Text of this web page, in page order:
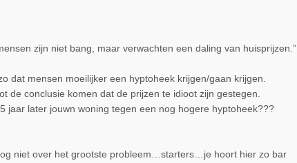
zijn niet bang, maar verwachten een daling van huisprijzen.”
dat mensen moeilijker een hyptoheek krijgen/gaan krijgen.
de conclusie komen dat de prijzen te idioot zijn gestegen.
jaar later jouwn woning tegen een nog hogere hyptoheek???
niet over het grootste probleem…starters…je hoort hier zo bar